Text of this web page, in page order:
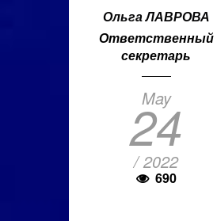
Ольга ЛАВРОВА
Ответственный
секретарь
May
24
/ 2022
690